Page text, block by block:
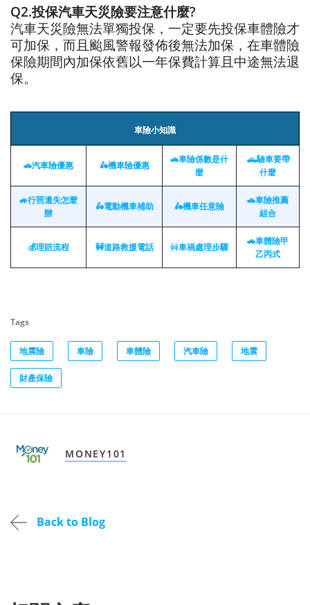
Q2.投保汽車天災險要注意什麼?
汽車天災險無法單獨投保，一定要先投保車體險才
可加保，而且颱風警報發佈後無法加保，在車體險
保險期間內加保依舊以一年保費計算且中途無法退
保。
車險小知識
🚗汽車險優惠 🛵機車險優惠
🚗車險係數是什
麼
🛻驗車要帶
什麼
🚙行照遺失怎麼
辦
🛵電動機車補助 🛵機車任意險
🚗車險推薦
組合
💰理賠流程 🚧道路救援電話 🚧車禍處理步驟
🚗車體險甲
乙丙式
Tags
地震險 車險 車體險 汽車險 地震
財產保險
MONEY101
Back to Blog